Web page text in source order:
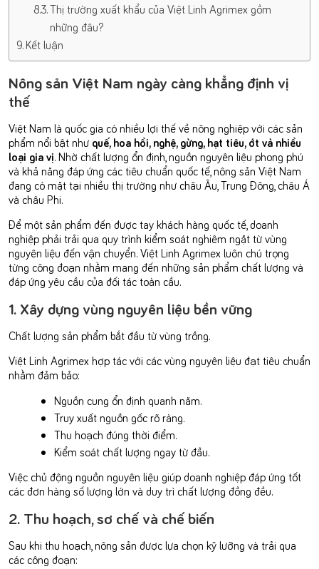
Thị trường xuất khẩu của Việt Linh Agrimex gồm
những đâu?
Kết luận
Nông sản Việt Nam ngày càng khẳng định vị
thế
Việt Nam là quốc gia có nhiều lợi thế về nông nghiệp với các sản
phẩm nổi bật như quế, hoa hồi, nghệ, gừng, hạt tiêu, ớt và nhiều
loại gia vị . Nhờ chất lượng ổn định, nguồn nguyên liệu phong phú
và khả năng đáp ứng các tiêu chuẩn quốc tế, nông sản Việt Nam
đang có mặt tại nhiều thị trường như châu Âu, Trung Đông, châu Á
và châu Phi.
Để một sản phẩm đến được tay khách hàng quốc tế, doanh
nghiệp phải trải qua quy trình kiểm soát nghiêm ngặt từ vùng
nguyên liệu đến vận chuyển. Việt Linh Agrimex luôn chú trọng
từng công đoạn nhằm mang đến những sản phẩm chất lượng và
đáp ứng yêu cầu của đối tác toàn cầu.
1. Xây dựng vùng nguyên liệu bền vững
Chất lượng sản phẩm bắt đầu từ vùng trồng.
Việt Linh Agrimex hợp tác với các vùng nguyên liệu đạt tiêu chuẩn
nhằm đảm bảo:
Nguồn cung ổn định quanh năm.
Truy xuất nguồn gốc rõ ràng.
Thu hoạch đúng thời điểm.
Kiểm soát chất lượng ngay từ đầu.
Việc chủ động nguồn nguyên liệu giúp doanh nghiệp đáp ứng tốt
các đơn hàng số lượng lớn và duy trì chất lượng đồng đều.
2. Thu hoạch, sơ chế và chế biến
Sau khi thu hoạch, nông sản được lựa chọn kỹ lưỡng và trải qua
các công đoạn: